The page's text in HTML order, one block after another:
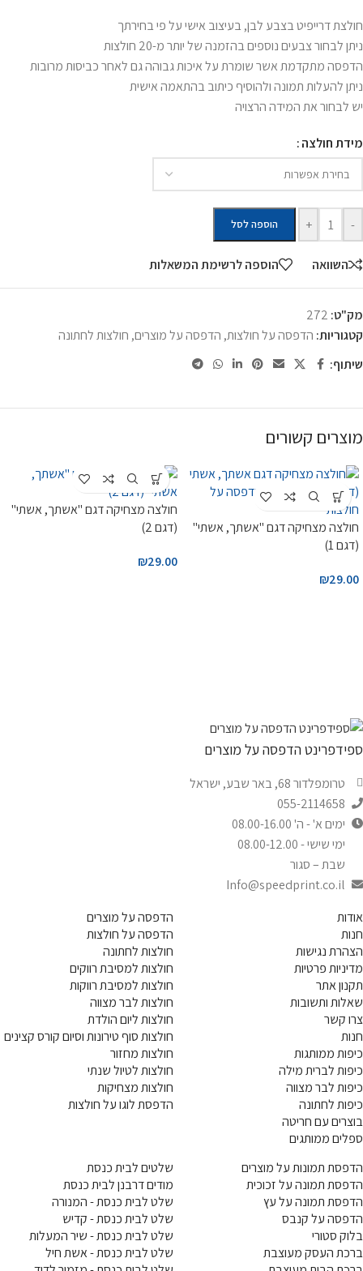
חולצת דרייפיט בצבע לבן, בעיצוב אישי על פי בחירתך
ניתן לבחור צבעים נוספים בהזמנה של יותר מ-20 חולצות
הדפסה מתקדמת אשר שומרת על איכות גבוהה גם לאחר כביסות מרובות
ניתן להעלות תמונה ולהוסיף כיתוב בהתאמה אישית
יש לבחור את המידה הרצויה
מידת חולצה
-
+ הוספה לסל
השוואה הוספה לרשימת המשאלות
מק"ט: 272
קטגוריות: הדפסה על חולצות, הדפסה על מוצרים, חולצות לחתונה
שיתוף:
מוצרים קשורים
חולצה מצחיקה דגם "אשתך, אשתי"
(דגם 1)
₪29.00
חולצה מצחיקה דגם "אשתך, אשתי"
(דגם 2)
₪29.00
ספידפרינט הדפסה על מוצרים
טרומפלדור 68, באר שבע, ישראל
055-2114658
ימים א' - ה' 08.00-16.00
ימי שישי - 08.00-12.00
שבת – סגור
Info@speedprint.co.il
אודות
חנות
הצהרת נגישות
מדיניות פרטיות
תקנון אתר
שאלות ותשובות
צרו קשר
חנות
כיפות ממותגות
כיפות לברית מילה
כיפות לבר מצווה
כיפות לחתונה
בוצרים עם חריטה
ספלים ממותגים
הדפסה על מוצרים
הדפסה על חולצות
חולצות לחתונה
חולצות למסיבת רווקים
חולצות למסיבת רווקות
חולצות לבר מצווה
חולצות ליום הולדת
חולצות סוף טירונות וסיום קורס קצינים
חולצות מחזור
חולצות לטיול שנתי
חולצות מצחיקות
הדפסת לוגו על חולצות
הדפסת תמונות על מוצרים
הדפסת תמונה על זכוכית
הדפסת תמונה על עץ
הדפסה על קנבס
בלוק סטורי
ברכת העסק מעוצבת
שלטים לבית כנסת
מודים דרבנן לבית כנסת
שלט לבית כנסת - המנורה
שלט לבית כנסת - קדיש
שלט לבית כנסת - שיר המעלות
שלט לבית כנסת - אשת חיל